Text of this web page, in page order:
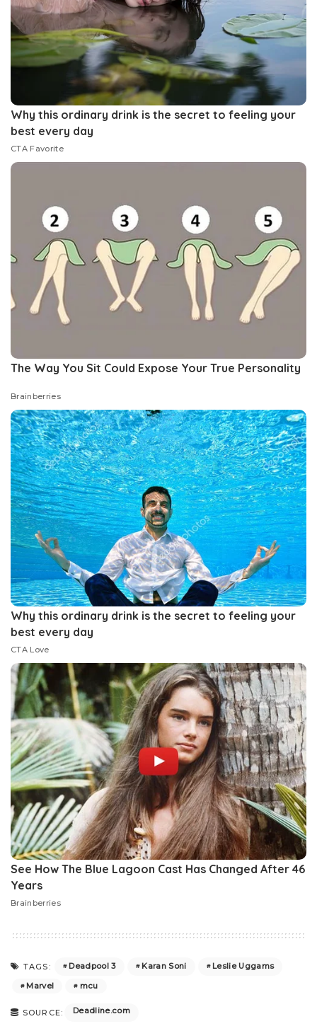
TAGS: Deadpool 3 Karan Soni
Leslie Uggams
Marvel
mcu
SOURCE: Deadline.com